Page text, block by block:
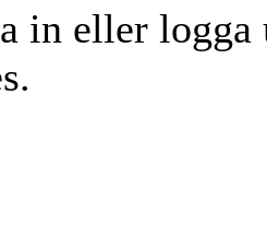
in eller